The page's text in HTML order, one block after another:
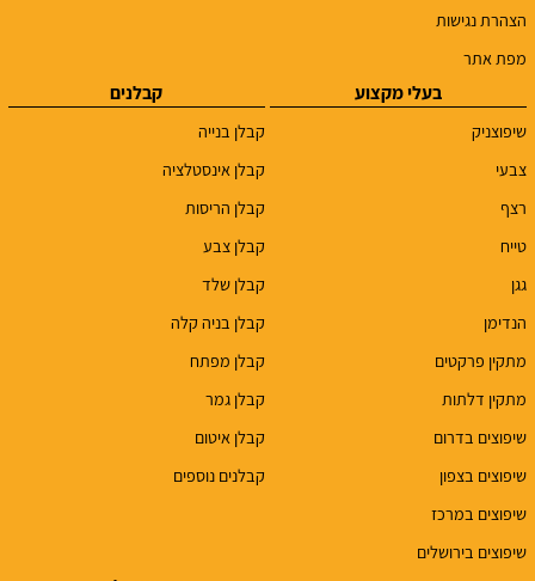
הצהרת נגישות
מפת אתר
בעלי מקצוע
שיפוצניק
צבעי
רצף
טייח
גגן
הנדימן
מתקין פרקטים
מתקין דלתות
שיפוצים בדרום
שיפוצים בצפון
שיפוצים במרכז
שיפוצים בירושלים
קבלנים
קבלן בנייה
קבלן אינסטלציה
קבלן הריסות
קבלן צבע
קבלן שלד
קבלן בניה קלה
קבלן מפתח
קבלן גמר
קבלן איטום
קבלנים נוספים